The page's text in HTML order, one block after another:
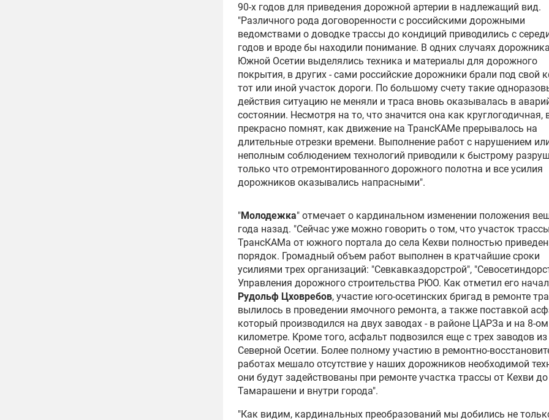
90-х годов для приведения дорожной артерии в надлежащий вид.
"Различного рода договоренности с российскими дорожными
ведомствами о доводке трассы до кондиций приводились с
годов и вроде бы находили понимание. В одних случаях
Южной Осетии выделялись техника и материалы для дорожного
покрытия, в других - сами российские дорожники брали под свой
тот или иной участок дороги. По большому счету такие
действия ситуацию не меняли и траса вновь оказывалась в
состоянии. Несмотря на то, что значится она как круглогодичная,
прекрасно помнят, как движение на ТрансКАМе прерывалось на
длительные отрезки времени. Выполнение работ с нарушением
неполным соблюдением технологий приводили к быстрому
только что отремонтированного дорожного полотна и все усилия
дорожников оказывались напрасными".
"Молодежка" отмечает о кардинальном изменении положения
года назад. "Сейчас уже можно говорить о том, что участок трассы
ТрансКАМа от южного портала до села Кехви полностью
порядок. Громадный объем работ выполнен в кратчайшие сроки
усилиями трех организаций: "Севкавказдорстрой",
Управления дорожного строительства РЮО. Как отметил его
Рудольф Цховребов, участие юго-осетинских бригад в ремонте
вылилось в проведении ямочного ремонта, а также поставкой
который производился на двух заводах - в районе ЦАРЗа и на 8-ом
километре. Кроме того, асфальт подвозился еще с трех заводов из
Северной Осетии. Более полному участию в ремонтно-
работах мешало отсутствие у наших дорожников необходимой
они будут задействованы при ремонте участка трассы от Кехви до
Тамарашени и внутри города".
"Как видим, кардинальных преобразований мы добились не